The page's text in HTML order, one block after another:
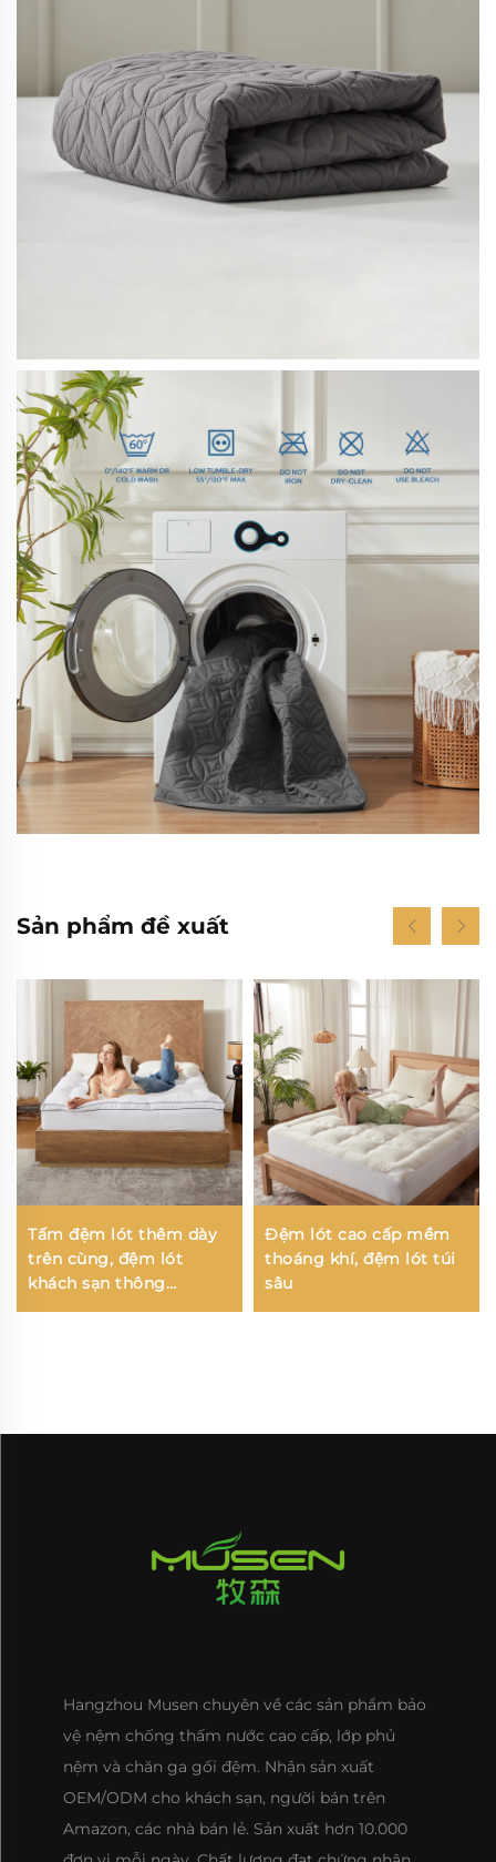
Sản phẩm đề xuất
Tấm đệm lót thêm dày
trên cùng, đệm lót
khách sạn thông
Đệm lót cao cấp mềm
thoáng khí, đệm lót túi
sâu
Hangzhou Musen chuyên về các sản phẩm bảo
vệ nệm chống thấm nước cao cấp, lớp phủ
nệm và chăn ga gối đệm. Nhận sản xuất
OEM/ODM cho khách sạn, người bán trên
Amazon, các nhà bán lẻ. Sản xuất hơn 10.000